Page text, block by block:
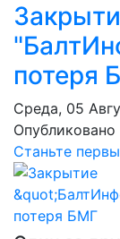
потеря
Среда, 05
Опубликовано
Станьте